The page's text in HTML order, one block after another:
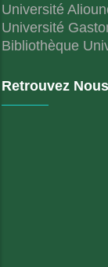
Université
Université
Bibliothèque
Retrouvez